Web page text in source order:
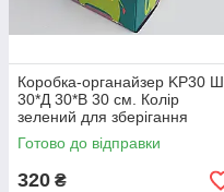
Коробка-органайзер KP30 Ш
30*Д 30*В 30 см. Колір
зелений для зберігання
одягу, взуття чи невеликих
предметів
Готово до відправки
320 ₴